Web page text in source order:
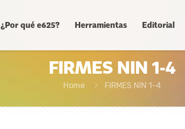
¿Por qué e625? Herramientas Editorial
FIRMES NIN 1-4
Home FIRMES NIN 1-4